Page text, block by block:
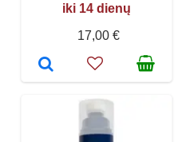
iki 14 dienų
17,00 €